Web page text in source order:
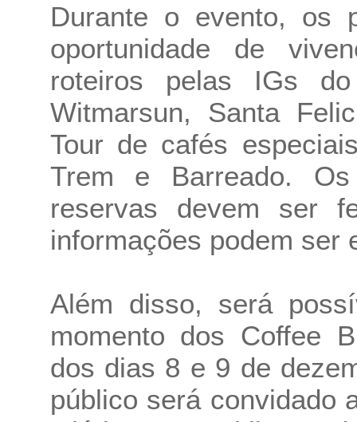
Durante o evento, os
oportunidade de
roteiros pelas IGs
Witmarsun, Santa
Tour de cafés
Trem e Barreado.
reservas devem ser
informações podem ser
Além disso, será
momento dos Coffee
dos dias 8 e 9 de
público será convidado